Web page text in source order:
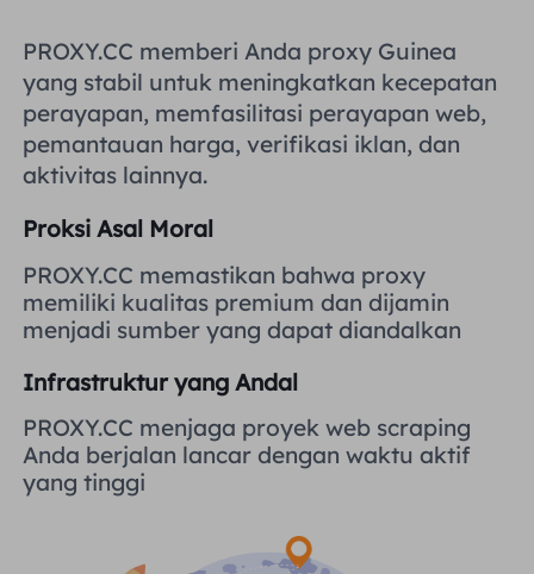
Brazil
Rusia
Lebih Banyak Integrasi
हिंदी
Português
PROXY.CC memberi Anda proxy Guinea
yang stabil untuk meningkatkan kecepatan
perayapan, memfasilitasi perayapan web,
pemantauan harga, verifikasi iklan, dan
aktivitas lainnya.
Proksi Asal Moral
PROXY.CC memastikan bahwa proxy
memiliki kualitas premium dan dijamin
menjadi sumber yang dapat diandalkan
Infrastruktur yang Andal
PROXY.CC menjaga proyek web scraping
Anda berjalan lancar dengan waktu aktif
yang tinggi